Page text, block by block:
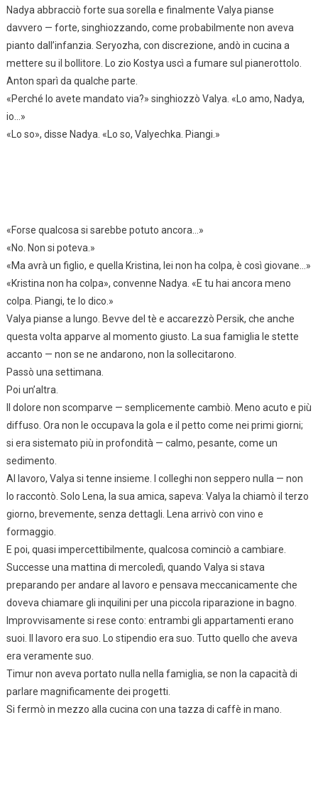
Nadya abbracciò forte sua sorella e finalmente Valya pianse
davvero — forte, singhiozzando, come probabilmente non aveva
pianto dall’infanzia. Seryozha, con discrezione, andò in cucina a
mettere su il bollitore. Lo zio Kostya uscì a fumare sul pianerottolo.
Anton sparì da qualche parte.
«Perché lo avete mandato via?» singhiozzò Valya. «Lo amo, Nadya,
io…»
«Lo so», disse Nadya. «Lo so, Valyechka. Piangi.»
«Forse qualcosa si sarebbe potuto ancora…»
«No. Non si poteva.»
«Ma avrà un figlio, e quella Kristina, lei non ha colpa, è così giovane…»
«Kristina non ha colpa», convenne Nadya. «E tu hai ancora meno
colpa. Piangi, te lo dico.»
Valya pianse a lungo. Bevve del tè e accarezzò Persik, che anche
questa volta apparve al momento giusto. La sua famiglia le stette
accanto — non se ne andarono, non la sollecitarono.
Passò una settimana.
Poi un’altra.
Il dolore non scomparve — semplicemente cambiò. Meno acuto e più
diffuso. Ora non le occupava la gola e il petto come nei primi giorni;
si era sistemato più in profondità — calmo, pesante, come un
sedimento.
Al lavoro, Valya si tenne insieme. I colleghi non seppero nulla — non
lo raccontò. Solo Lena, la sua amica, sapeva: Valya la chiamò il terzo
giorno, brevemente, senza dettagli. Lena arrivò con vino e
formaggio.
E poi, quasi impercettibilmente, qualcosa cominciò a cambiare.
Successe una mattina di mercoledì, quando Valya si stava
preparando per andare al lavoro e pensava meccanicamente che
doveva chiamare gli inquilini per una piccola riparazione in bagno.
Improvvisamente si rese conto: entrambi gli appartamenti erano
suoi. Il lavoro era suo. Lo stipendio era suo. Tutto quello che aveva
era veramente suo.
Timur non aveva portato nulla nella famiglia, se non la capacità di
parlare magnificamente dei progetti.
Si fermò in mezzo alla cucina con una tazza di caffè in mano.